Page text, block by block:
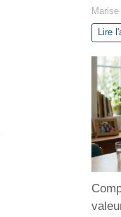
Marise
Lire